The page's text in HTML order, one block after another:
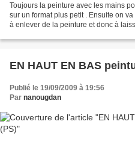
Toujours la peinture avec les mains
sur un format plus petit . Ensuite on
à enlever de la peinture et donc à
EN HAUT EN BAS
Publié le 19/09/2009 à 19:56
Par nanougdan